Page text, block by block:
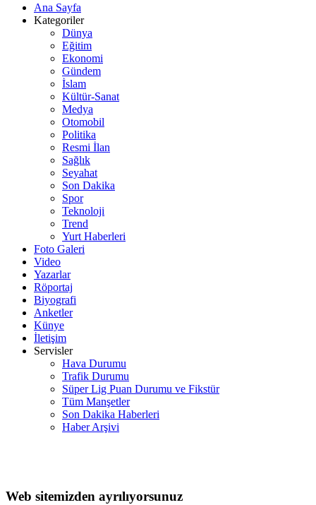
Ana Sayfa
Kategoriler
Dünya
Eğitim
Ekonomi
Gündem
İslam
Kültür-Sanat
Medya
Otomobil
Politika
Resmi İlan
Sağlık
Seyahat
Son Dakika
Spor
Teknoloji
Trend
Yurt Haberleri
Foto Galeri
Video
Yazarlar
Röportaj
Biyografi
Anketler
Künye
İletişim
Servisler
Hava Durumu
Trafik Durumu
Süper Lig Puan Durumu ve Fikstür
Tüm Manşetler
Son Dakika Haberleri
Haber Arşivi
Web sitemizden ayrılıyorsunuz